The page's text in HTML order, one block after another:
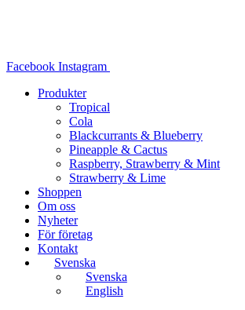
Facebook Instagram
Produkter
Tropical
Cola
Blackcurrants & Blueberry
Pineapple & Cactus
Raspberry, Strawberry & Mint
Strawberry & Lime
Shoppen
Om oss
Nyheter
För företag
Kontakt
Svenska
Svenska
English